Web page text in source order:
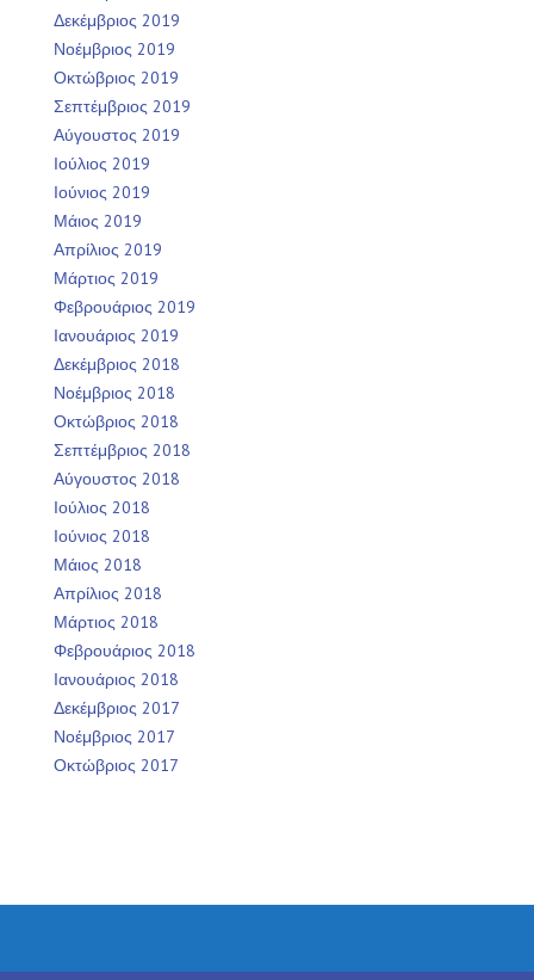
Δεκέμβριος 2019
Νοέμβριος 2019
Οκτώβριος 2019
Σεπτέμβριος 2019
Αύγουστος 2019
Ιούλιος 2019
Ιούνιος 2019
Μάιος 2019
Απρίλιος 2019
Μάρτιος 2019
Φεβρουάριος 2019
Ιανουάριος 2019
Δεκέμβριος 2018
Νοέμβριος 2018
Οκτώβριος 2018
Σεπτέμβριος 2018
Αύγουστος 2018
Ιούλιος 2018
Ιούνιος 2018
Μάιος 2018
Απρίλιος 2018
Μάρτιος 2018
Φεβρουάριος 2018
Ιανουάριος 2018
Δεκέμβριος 2017
Νοέμβριος 2017
Οκτώβριος 2017